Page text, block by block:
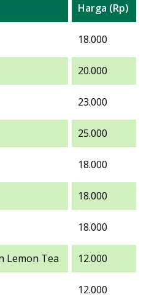
Harga (Rp)
18.000
20.000
23.000
25.000
18.000
18.000
18.000
Lemon Tea 12.000
12.000